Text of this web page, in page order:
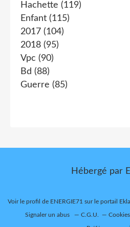
Hachette (119)
Enfant (115)
2017 (104)
2018 (95)
Vpc (90)
Bd (88)
Guerre (85)
Hébergé par
Voir le profil de ENERGIE71 sur le portail
Signaler un abus C.G.U.